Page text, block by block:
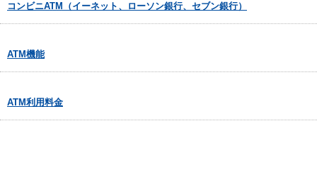
コンビニATM（イーネット、ローソン銀行、セブン銀行）
ATM機能
ATM利用料金